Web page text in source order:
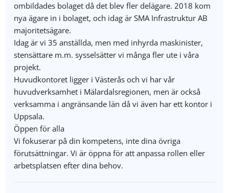
ombildades bolaget då det blev fler delägare. 2018 kom
nya ägare in i bolaget, och idag är SMA Infrastruktur AB
majoritetsägare.
Idag är vi 35 anställda, men med inhyrda maskinister,
stensättare m.m. sysselsätter vi många fler ute i våra
projekt.
Huvudkontoret ligger i Västerås och vi har vår
huvudverksamhet i Mälardalsregionen, men är också
verksamma i angränsande län då vi även har ett kontor i
Uppsala.
Öppen för alla
Vi fokuserar på din kompetens, inte dina övriga
förutsättningar. Vi är öppna för att anpassa rollen eller
arbetsplatsen efter dina behov.